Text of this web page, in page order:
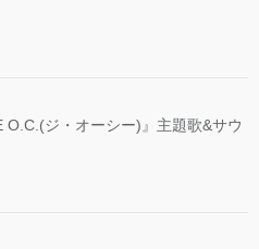
O.C.(ジ・オーシー)』主題歌&サウ